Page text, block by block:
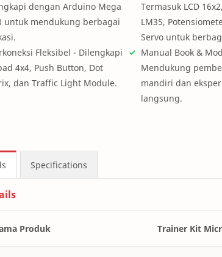
dengan Arduino Mega
untuk mendukung berbagai
Termasuk LCD
LM35,
Servo untuk
Fleksibel - Dilengkapi
4x4, Push Button, Dot
dan Traffic Light Module.
Manual Book &
Mendukung
mandiri dan
langsung.
Specifications
Produk Trainer Kit